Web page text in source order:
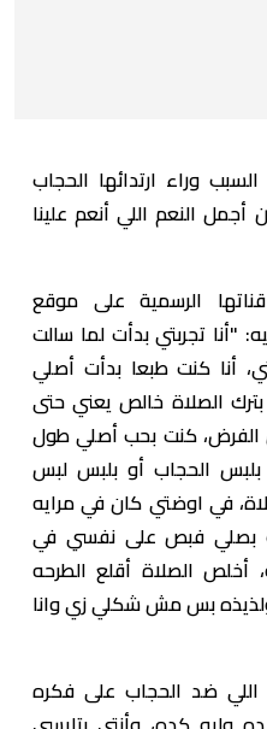
وراء ارتدائها الحجاب
النعم اللي أنعم علينا
الرسمية على موقع
"أنا تجربتي بدأت لما سالت
أنا كنت طبعا بدأت أصلي
الصلاة خالص يعني حتى
كنت بحب أصلي طول
الحجاب أو بلبس لبس
في اوضتي كان في مرايه
بصلي فبص على نفسي في
أخلص الصلاة أقلع الطرحه
بس مش شكلي زي وانا
ضد الحجاب على فكره